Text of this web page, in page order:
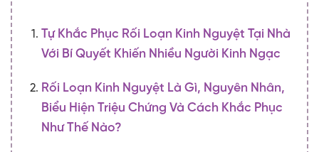
Tự Khắc Phục Rối Loạn Kinh Nguyệt Tại Nhà
Với Bí Quyết Khiến Nhiều Người Kinh Ngạc
Rối Loạn Kinh Nguyệt Là Gì, Nguyên Nhân,
Biểu Hiện Triệu Chứng Và Cách Khắc Phục
Như Thế Nào?